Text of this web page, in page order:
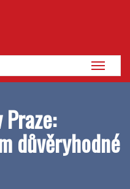
Zobrazit
navigaci
důvěryhodné